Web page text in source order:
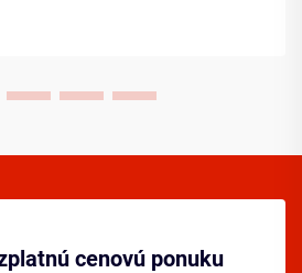
cenovú ponuku